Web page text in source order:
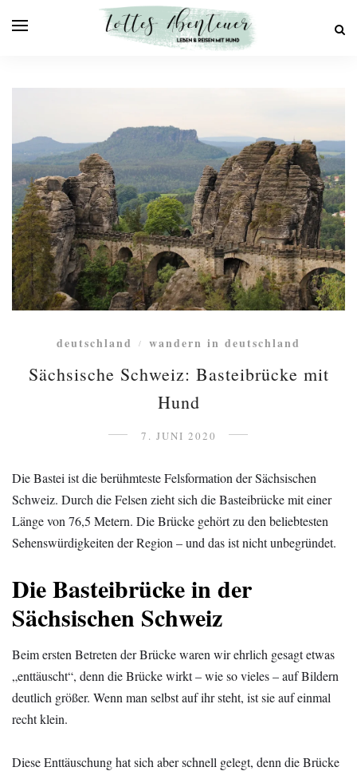
deutschland / wandern in deutschland
Sächsische Schweiz: Basteibrücke mit
Hund
7. JUNI 2020
Die Bastei ist die berühmteste Felsformation der Sächsischen
Schweiz. Durch die Felsen zieht sich die Basteibrücke mit einer
Länge von 76,5 Metern. Die Brücke gehört zu den beliebtesten
Sehenswürdigkeiten der Region – und das ist nicht unbegründet.
Die Basteibrücke in der
Sächsischen Schweiz
Beim ersten Betreten der Brücke waren wir ehrlich gesagt etwas
„enttäuscht“, denn die Brücke wirkt – wie so vieles – auf Bildern
deutlich größer. Wenn man selbst auf ihr steht, ist sie auf einmal
recht klein.
Diese Enttäuschung hat sich aber schnell gelegt, denn die Brücke